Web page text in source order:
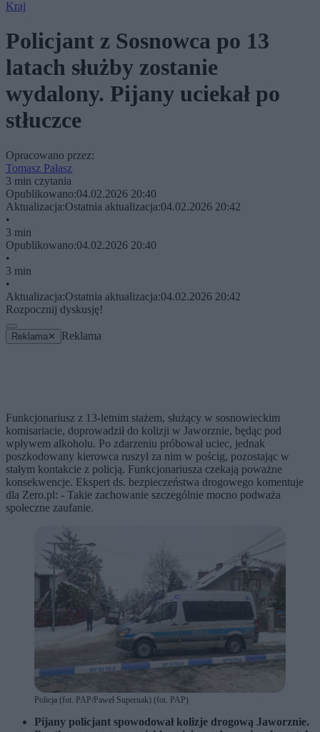
Kraj
Policjant z Sosnowca po 13
latach służby zostanie
wydalony. Pijany uciekał po
stłuczce
Opracowano przez:
Tomasz Pałasz
3 min czytania
Opublikowano:04.02.2026 20:40
Aktualizacja:Ostatnia aktualizacja:04.02.2026 20:42
•
3 min
Opublikowano:04.02.2026 20:40
•
3 min
•
Aktualizacja:Ostatnia aktualizacja:04.02.2026 20:42
Rozpocznij dyskusję!
Reklama ✕ Reklama
Funkcjonariusz z 13-letnim stażem, służący w sosnowieckim
komisariacie, doprowadził do kolizji w Jaworznie, będąc pod
wpływem alkoholu. Po zdarzeniu próbował uciec, jednak
poszkodowany kierowca ruszył za nim w pościg, pozostając w
stałym kontakcie z policją. Funkcjonariusza czekają poważne
konsekwencje. Ekspert ds. bezpieczeństwa drogowego komentuje
dla Zero.pl: - Takie zachowanie szczególnie mocno podważa
społeczne zaufanie.
Policja (fot. PAP/Paweł Supernak) (fot. PAP)
Pijany policjant spowodował kolizje drogową Jaworznie.